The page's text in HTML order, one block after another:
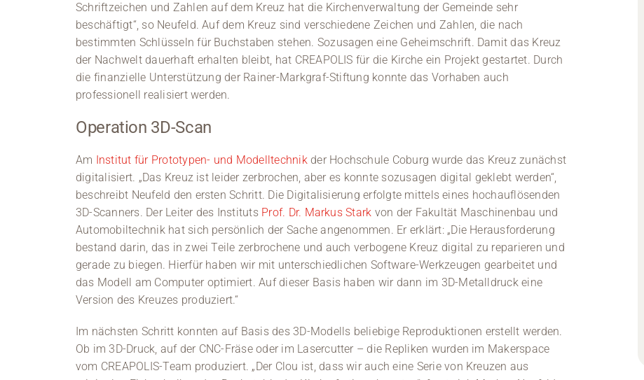
Schriftzeichen und Zahlen auf dem Kreuz hat die Kirchenverwaltung der Gemeinde sehr
beschäftigt“, so Neufeld. Auf dem Kreuz sind verschiedene Zeichen und Zahlen, die nach
bestimmten Schlüsseln für Buchstaben stehen. Sozusagen eine Geheimschrift. Damit das Kreuz
der Nachwelt dauerhaft erhalten bleibt, hat CREAPOLIS für die Kirche ein Projekt gestartet. Durch
die finanzielle Unterstützung der Rainer-Markgraf-Stiftung konnte das Vorhaben auch
professionell realisiert werden.
Operation 3D-Scan
Am Institut für Prototypen- und Modelltechnikder Hochschule Coburg wurde das Kreuz zunächst
digitalisiert. „Das Kreuz ist leider zerbrochen, aber es konnte sozusagen digital geklebt werden“,
beschreibt Neufeld den ersten Schritt. Die Digitalisierung erfolgte mittels eines hochauflösenden
3D-Scanners. Der Leiter des Instituts Prof. Dr. Markus Stark von der Fakultät Maschinenbau und
Automobiltechnik hat sich persönlich der Sache angenommen. Er erklärt: „Die Herausforderung
bestand darin, das in zwei Teile zerbrochene und auch verbogene Kreuz digital zu reparieren und
gerade zu biegen. Hierfür haben wir mit unterschiedlichen Software-Werkzeugen gearbeitet und
das Modell am Computer optimiert. Auf dieser Basis haben wir dann im 3D-Metalldruck eine
Version des Kreuzes produziert.“
Im nächsten Schritt konnten auf Basis des 3D-Modells beliebige Reproduktionen erstellt werden.
Ob im 3D-Druck, auf der CNC-Fräse oder im Lasercutter – die Repliken wurden im Makerspace
vom CREAPOLIS-Team produziert. „Der Clou ist, dass wir auch eine Serie von Kreuzen aus